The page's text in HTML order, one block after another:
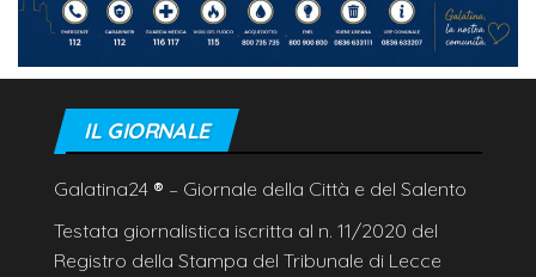
IL GIORNALE
Galatina24 ® – Giornale della Città e del Salento
Testata giornalistica iscritta al n. 11/2020 del
Registro della Stampa del Tribunale di Lecce